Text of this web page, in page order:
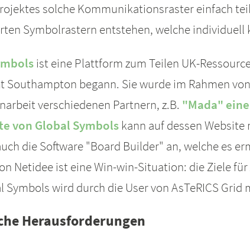
solche Kommunikationsraster einfach
Symbolrastern entstehen, welche
ist eine Plattform zum Teilen UK-
Southampton begann. Sie wurde im Rahmen
verschiedenen Partnern, z.B. "Mada"
von Global Symbolskann auf dessen Website
die Software "Board Builder" an, welche es
Netidee ist eine Win-win-Situation: die Ziele
Symbols wird durch die User von AsTeRICS
Herausforderungen